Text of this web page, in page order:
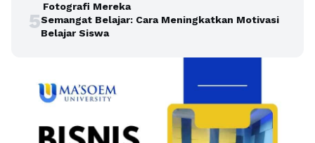
Fotografi Mereka
5Semangat Belajar: Cara Meningkatkan Motivasi
Belajar Siswa